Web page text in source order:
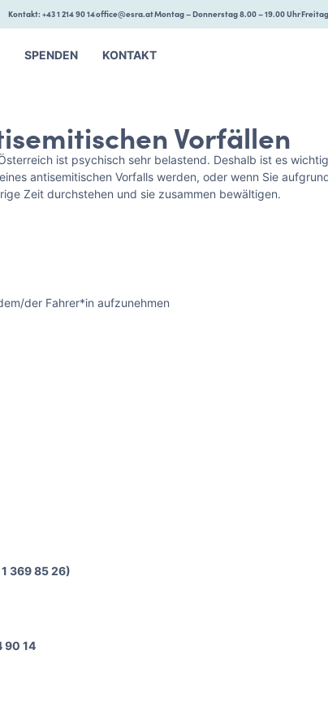
Kontakt: +43 1 214 90 14office@esra.atMontag – Donnerstag 8.00 – 19.00 Uhr
SPENDEN KONTAKT
Vorfällen
ist psychisch sehr belastend. Deshalb ist es
antisemitischen Vorfalls werden, oder wenn Sie
Zeit durchstehen und sie zusammen bewältigen.
der Fahrer*in aufzunehmen
369 85 26)
90 14